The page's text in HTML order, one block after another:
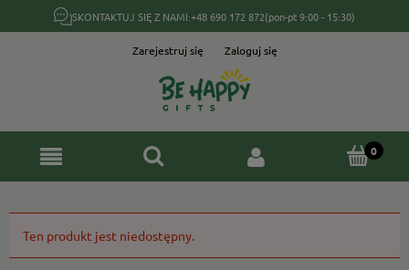
SKONTAKTUJ SIĘ Z NAMI:+48 690 172 872(pon-pt 9:00 - 15:30)
Zarejestruj się Zaloguj się
Ten produkt jest niedostępny.